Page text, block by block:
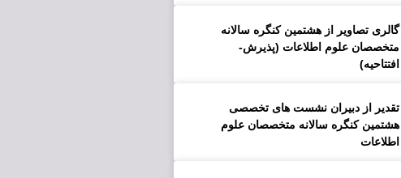
گالری تصاویر از هشتمین کنگره سالانه
متخصصان علوم اطلاعات (پذیرش-
افتتاحیه)
تقدیر از دبیران نشست های تخصصی
هشتمین کنگره سالانه متخصصان علوم
اطلاعات